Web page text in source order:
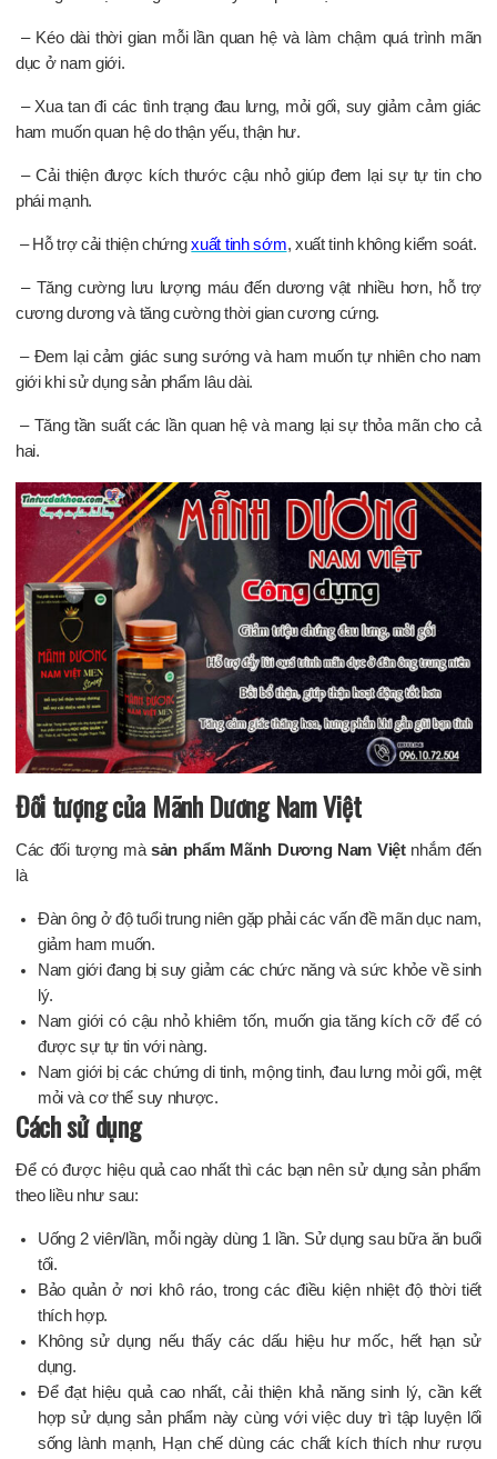
– Kéo dài thời gian mỗi lần quan hệ và làm chậm quá trình mãn
dục ở nam giới.
– Xua tan đi các tình trạng đau lưng, mỏi gối, suy giảm cảm giác
ham muốn quan hệ do thận yếu, thận hư.
– Cải thiện được kích thước cậu nhỏ giúp đem lại sự tự tin cho
phái mạnh.
– Hỗ trợ cải thiện chứngxuất tinh sớm, xuất tinh không kiểm soát.
– Tăng cường lưu lượng máu đến dương vật nhiều hơn, hỗ trợ
cương dương và tăng cường thời gian cương cứng.
– Đem lại cảm giác sung sướng và ham muốn tự nhiên cho nam
giới khi sử dụng sản phẩm lâu dài.
– Tăng tần suất các lần quan hệ và mang lại sự thỏa mãn cho cả
hai.
Đối tượng của Mãnh Dương Nam Việt
Các đối tượng màsản phẩm Mãnh Dương Nam Việtnhắm đến
là
Đàn ông ở độ tuổi trung niên gặp phải các vấn đề mãn dục nam,
giảm ham muốn.
Nam giới đang bị suy giảm các chức năng và sức khỏe về sinh
lý.
Nam giới có cậu nhỏ khiêm tốn, muốn gia tăng kích cỡ để có
được sự tự tin với nàng.
Nam giới bị các chứng di tinh, mộng tinh, đau lưng mỏi gối, mệt
mỏi và cơ thể suy nhược.
Cách sử dụng
Để có được hiệu quả cao nhất thì các bạn nên sử dụng sản phẩm
theo liều như sau:
Uống 2 viên/lần, mỗi ngày dùng 1 lần. Sử dụng sau bữa ăn buổi
tối.
Bảo quản ở nơi khô ráo, trong các điều kiện nhiệt độ thời tiết
thích hợp.
Không sử dụng nếu thấy các dấu hiệu hư mốc, hết hạn sử
dụng.
Để đạt hiệu quả cao nhất, cải thiện khả năng sinh lý, cần kết
hợp sử dụng sản phẩm này cùng với việc duy trì tập luyện lối
sống lành mạnh, Hạn chế dùng các chất kích thích như rượu